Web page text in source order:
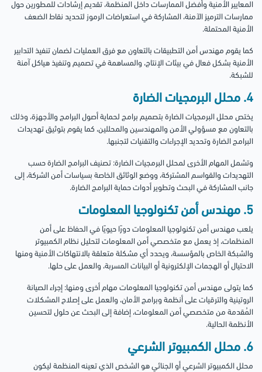
المعايير الأمنية وأفضل الممارسات داخل المنظمة، تقديم إرشادات للمطورين حول
ممارسات الترميز الآمنة، المشاركة في استعراضات الرموز لتحديد نقاط الضعف
الأمنية المحتملة.
كما يقوم مهندس أمن التطبيقات بالتعاون مع فرق العمليات لضمان تنفيذ التدابير
الأمنية بشكل فعال في بيئات الإنتاج، والمساهمة في تصميم وتنفيذ هياكل آمنة
للشبكة.
4. محلل البرمجيات الضارة
يختص محلل البرمجيات الضارة بتصميم برامج لحماية أصول البرامج والأجهزة، وذلك
بالتعاون مع مسؤولي الأمن والمهندسين والمحللين، كما يقوم بتوثيق تهديدات
البرامج الضارة وتحديد الإجراءات والتقنيات لتجنبها.
وتشمل المهام الأخرى لمحلل البرمجيات الضارة: تصنيف البرامج الضارة حسب
التهديدات والقواسم المشتركة، ووضع الوثائق الخاصة بسياسات أمن الشركة، إلى
جانب المشاركة في البحث وتطوير أدوات حماية البرامج الضارة.
5. مهندس أمن تكنولوجيا المعلومات
يلعب مهندس أمن تكنولوجيا المعلومات دورًا حيويًا في الحفاظ على أمن
المنظمات، إذ يعمل مع متخصصي أمن المعلومات لتحليل نظام الكمبيوتر
والشبكة الخاص بالمؤسسة، ويحدد أي مشكلة متعلقة بالانتهاكات الأمنية ومنها
الاحتيال أو الهجمات الإلكترونية أو البيانات المسربة، والعمل على حلها.
كما يتولى مهندس أمن تكنولوجيا المعلومات مهام أخرى ومنها: إجراء الصيانة
الروتينية والترقيات على أنظمة وبرامج الأمان، والعمل على إصلاح المشكلات
المُقدمة من متخصصي أمن المعلومات، إضافة إلى البحث عن حلول لتحسين
الأنظمة الحالية.
6. محلل الكمبيوتر الشرعي
محلل الكمبيوتر الشرعي أو الجنائي هو الشخص الذي تعينه المنظمة ليكون